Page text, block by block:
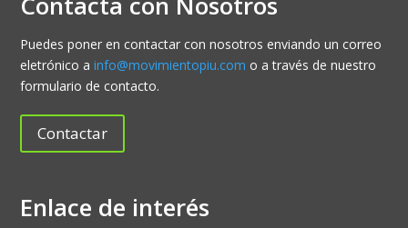
Puedes poner en contactar con nosotros enviando un correo
eletrónico ainfo@movimientopiu.com o a través de nuestro
formulario de contacto.
Contactar
Enlace de interés